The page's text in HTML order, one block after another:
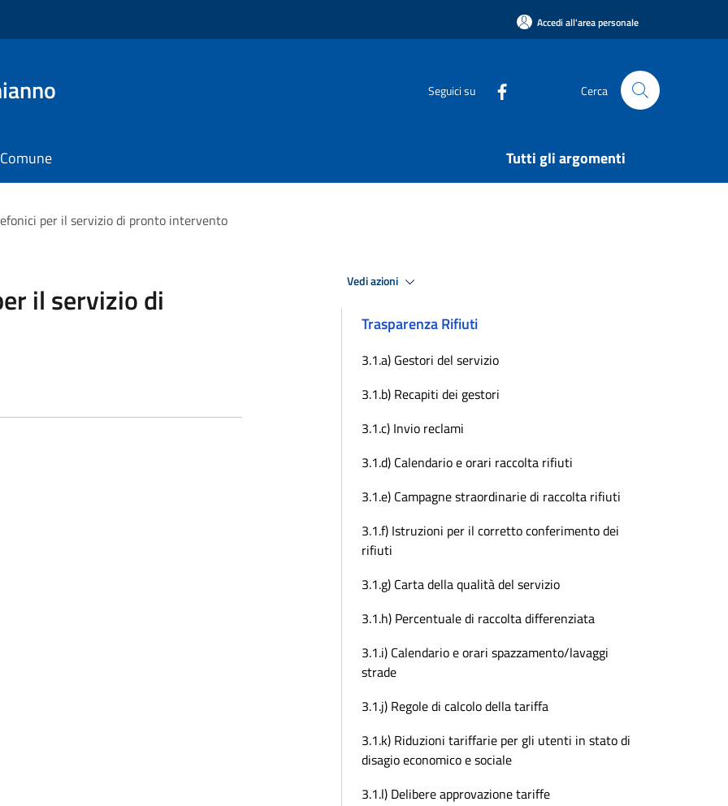
Accedi all'area personale
Seguici su Cerca
Tutti gli argomenti
per il servizio di pronto intervento
il servizio di Vedi azioni
Trasparenza Rifiuti
3.1.a) Gestori del servizio
3.1.b) Recapiti dei gestori
3.1.c) Invio reclami
3.1.d) Calendario e orari raccolta rifiuti
3.1.e) Campagne straordinarie di raccolta rifiuti
3.1.f) Istruzioni per il corretto conferimento dei
rifiuti
3.1.g) Carta della qualità del servizio
3.1.h) Percentuale di raccolta differenziata
3.1.i) Calendario e orari spazzamento/lavaggi
strade
3.1.j) Regole di calcolo della tariffa
3.1.k) Riduzioni tariffarie per gli utenti in stato di
disagio economico e sociale
3.1.l) Delibere approvazione tariffe